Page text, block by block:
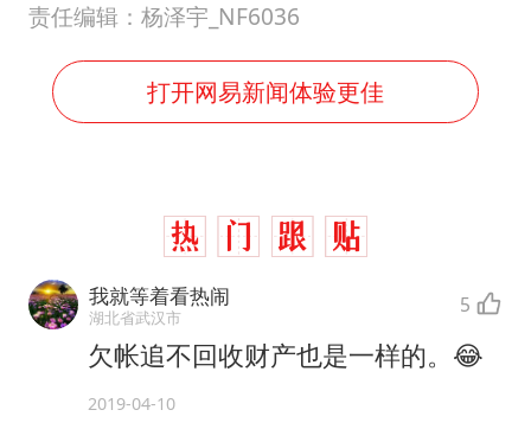
责任编辑：杨泽宇_NF6036
打开网易新闻体验更佳
我就等着看热闹
湖北省武汉市 5
欠帐追不回收财产也是一样的。😂
2019-04-10